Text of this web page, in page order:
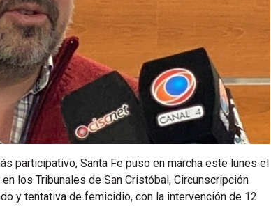
participativo, Santa Fe puso en marcha este lunes el
los Tribunales de San Cristóbal, Circunscripción
y tentativa de femicidio, con la intervención de 12